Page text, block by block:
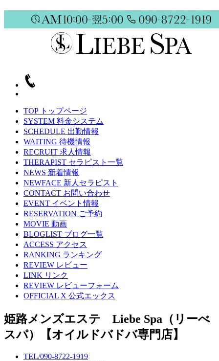
TOP トップページ
SYSTEM 料金システム
SCHEDULE 出勤情報
WAITING 待機情報
RECRUIT 求人情報
THERAPIST セラピスト一覧
NEWS 新着情報
NEWFACE 新人セラピスト
CONTACT お問い合わせ
EVENT イベント情報
RESERVATION ご予約
MOVIE 動画
BLOGLIST ブログ一覧
ACCESS アクセス
RANKING ランキング
REVIEW レビュー
LINK リンク
REVIEW レビューフォーム
OFFICIAL X 公式エックス
姫路メンズエステ Liebe Spa（リーべ
スパ）【オイルドバドバ専門店】
TEL/090-8722-1919